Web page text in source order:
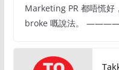
Marketing PR 都唔慌好
broke 嘅說法。